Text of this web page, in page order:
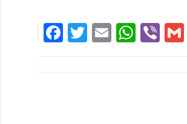
Facebook
Twitter
Email